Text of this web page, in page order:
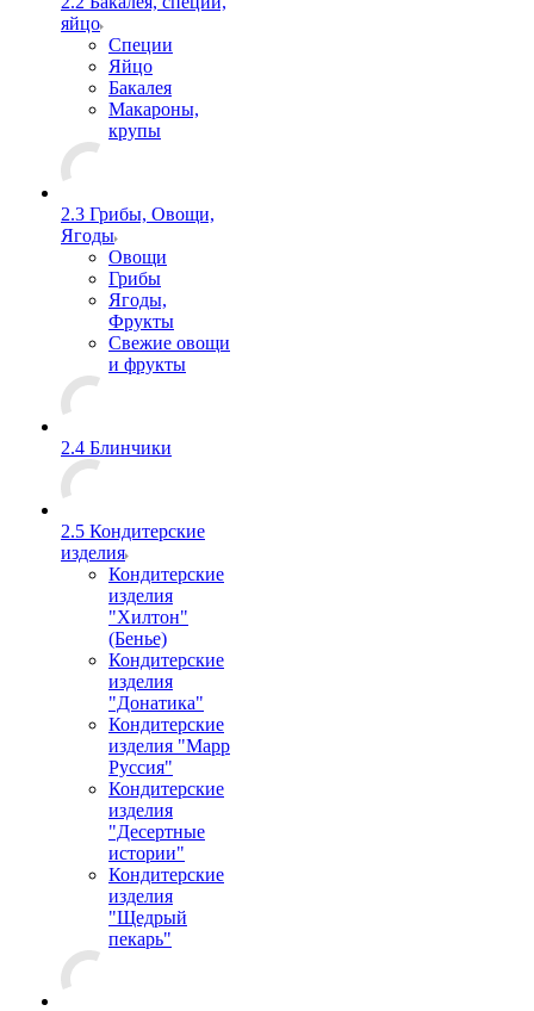
яйцо
Специи
Яйцо
Бакалея
Макароны,
крупы
2.3 Грибы, Овощи,
Ягоды
Овощи
Грибы
Ягоды,
Фрукты
Свежие овощи
и фрукты
2.4 Блинчики
2.5 Кондитерские
изделия
Кондитерские
изделия
"Хилтон"
(Бенье)
Кондитерские
изделия
"Донатика"
Кондитерские
изделия "Марр
Руссия"
Кондитерские
изделия
"Десертные
истории"
Кондитерские
изделия
"Щедрый
пекарь"